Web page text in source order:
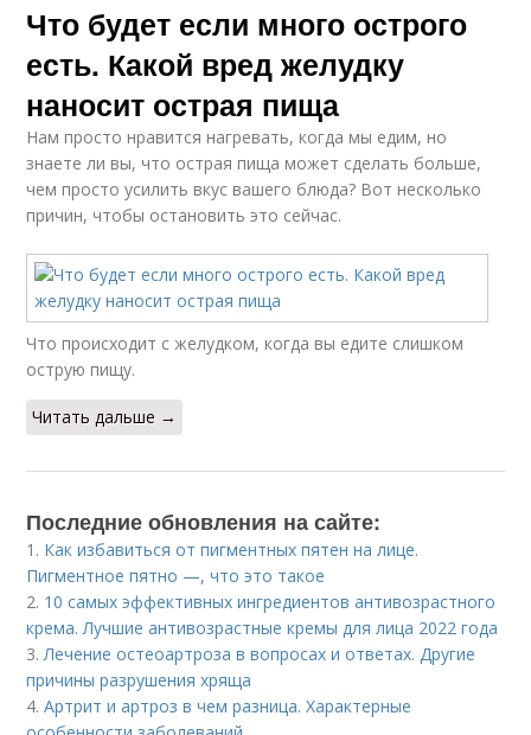
Что будет если много острого
есть. Какой вред желудку
наносит острая пища
Нам просто нравится нагревать, когда мы едим, но
знаете ли вы, что острая пища может сделать больше,
чем просто усилить вкус вашего блюда? Вот несколько
причин, чтобы остановить это сейчас.
Что происходит с желудком, когда вы едите слишком
острую пищу.
Читать дальше →
Последние обновления на сайте:
1. Как избавиться от пигментных пятен на лице.
Пигментное пятно —, что это такое
2. 10 самых эффективных ингредиентов антивозрастного
крема. Лучшие антивозрастные кремы для лица 2022 года
3. Лечение остеоартроза в вопросах и ответах. Другие
причины разрушения хряща
4.Артрит и артроз в чем разница. Характерные